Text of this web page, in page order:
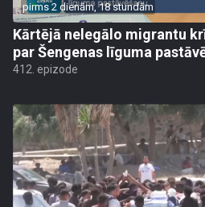
pirms 2 dienām, 18 stundām
Kārtējā nelegālo migrantu
par Šengenas līguma
412. epizode